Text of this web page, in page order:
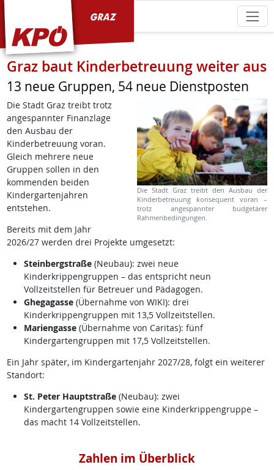
Graz baut Kinderbetreuung weiter aus
13 neue Gruppen, 54 neue Dienstposten
Die Stadt Graz treibt den Ausbau der
Kinderbetreuung konsequent voran –
trotz angespannter budgetärer
Rahmenbedingungen.
Die Stadt Graz treibt trotz
angespannter Finanzlage
den Ausbau der
Kinderbetreuung voran.
Gleich mehrere neue
Gruppen sollen in den
kommenden beiden
Kindergartenjahren
entstehen.
Bereits mit dem Jahr
2026/27 werden drei Projekte umgesetzt:
Steinbergstraße (Neubau): zwei neue
Kinderkrippengruppen – das entspricht neun
Vollzeitstellen für Betreuer und Pädagogen.
Ghegagasse (Übernahme von WIKI): drei
Kinderkrippengruppen mit 13,5 Vollzeitstellen.
Mariengasse(Übernahme von Caritas): fünf
Kindergartengruppen mit 17,5 Vollzeitstellen.
Ein Jahr später, im Kindergartenjahr 2027/28, folgt ein weiterer
Standort:
St. Peter Hauptstraße(Neubau): zwei
Kindergartengruppen sowie eine Kinderkrippengruppe –
das macht 14 Vollzeitstellen.
Zahlen im Überblick